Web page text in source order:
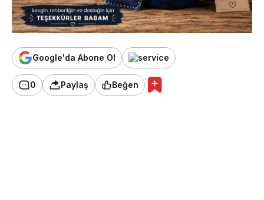
Google'da Abone Ol
0 Paylaş Beğen